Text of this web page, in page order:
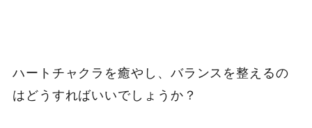
ハートチャクラを癒やし、バランスを整えるの
はどうすればいいでしょうか？